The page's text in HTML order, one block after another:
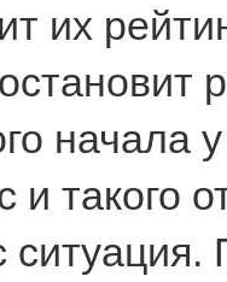
их
начала
и такого